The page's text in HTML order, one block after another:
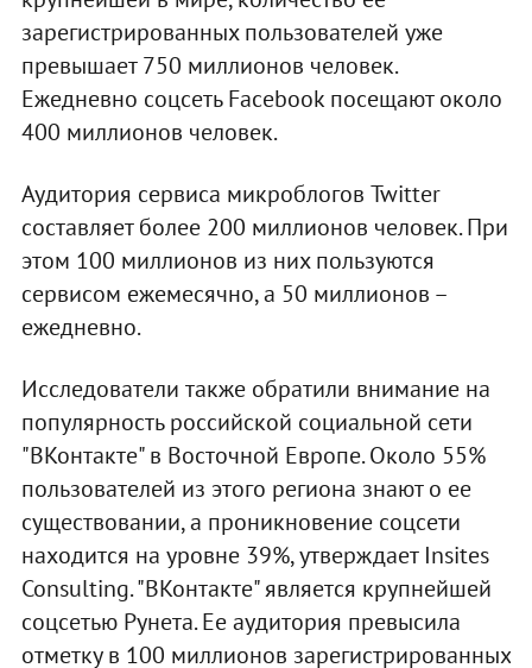
зарегистрированных пользователей уже
превышает 750 миллионов человек.
Ежедневно соцсеть Facebook посещают около
400 миллионов человек.
Аудитория сервиса микроблогов Twitter
составляет более 200 миллионов человек. При
этом 100 миллионов из них пользуются
сервисом ежемесячно, а 50 миллионов –
ежедневно.
Исследователи также обратили внимание на
популярность российской социальной сети
"ВКонтакте" в Восточной Европе. Около 55%
пользователей из этого региона знают о ее
существовании, а проникновение соцсети
находится на уровне 39%, утверждает Insites
Consulting. "ВКонтакте" является крупнейшей
соцсетью Рунета. Ее аудитория превысила
отметку в 100 миллионов зарегистрированных